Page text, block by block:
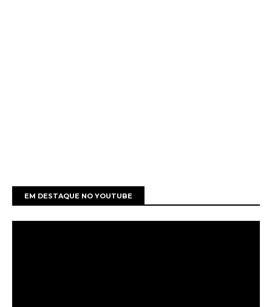
EM DESTAQUE NO YOUTUBE